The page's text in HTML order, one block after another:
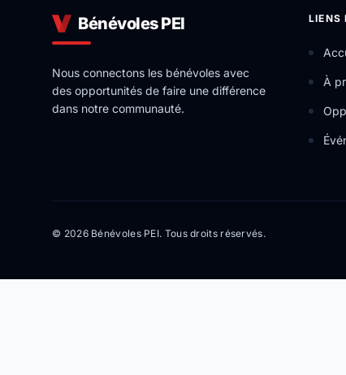
Bénévoles PEI
Nous connectons les bénévoles avec
des opportunités de faire une différence
dans notre communauté.
LIENS
À
© 2026 Bénévoles PEI. Tous droits réservés.